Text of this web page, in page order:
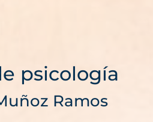
psicología
Ramos